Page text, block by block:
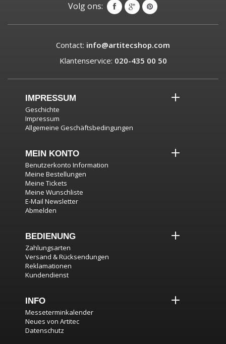
Volg ons:
Contact: info@artitecshop.com
Klantenservice: 020-435 00 50
IMPRESSUM
Geschichte
Impressum
Allgemeine Geschäftsbedingungen
MEIN KONTO
Benutzerkonto Information
Meine Bestellungen
Meine Tickets
Meine Wunschliste
E-Mail Newsletter
Abmelden
BEDIENUNG
Zahlungsarten
Versand & Rücksendungen
Reklamationen
Kundendienst
INFO
Messeterminkalender
Neues von Artitec
Datenschutz